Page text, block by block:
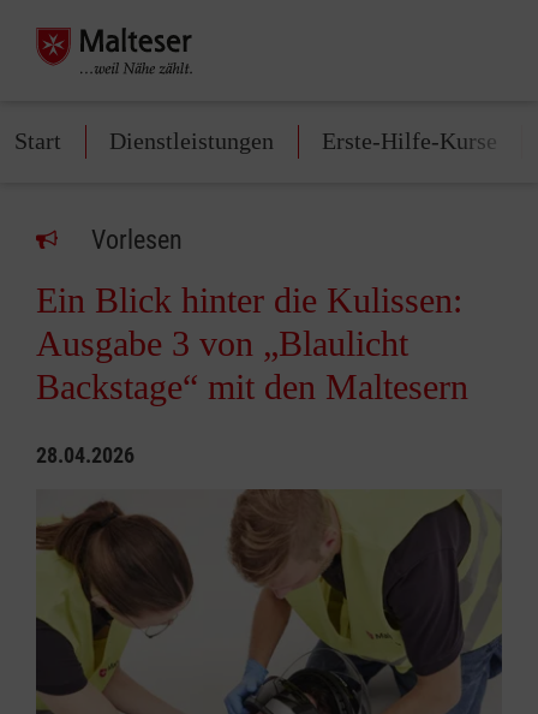
Start Dienstleistungen Erste-Hilfe-Kurse
Vorlesen
Ein Blick hinter die Kulissen:
Ausgabe 3 von „Blaulicht
Backstage“ mit den Maltesern
28.04.2026